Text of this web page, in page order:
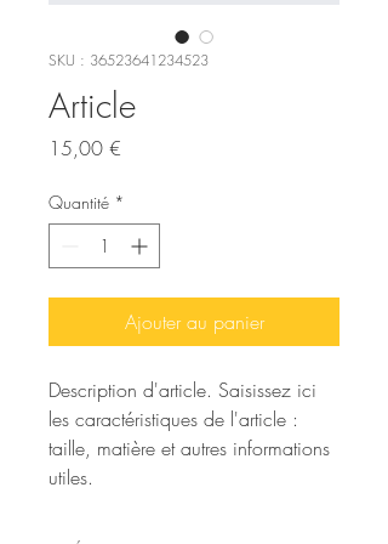
SKU : 36523641234523
Article
15,00 €
Quantité *
Ajouter au panier
Description d'article. Saisissez ici
les caractéristiques de l'article :
taille, matière et autres informations
utiles.